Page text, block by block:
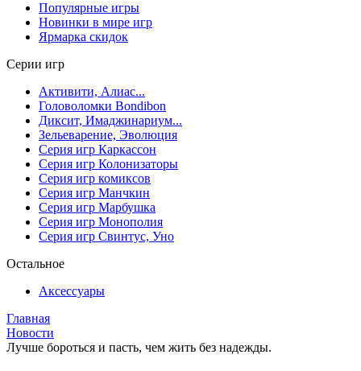
Популярные игры
Новинки в мире игр
Ярмарка скидок
Серии игр
Активити, Алиас...
Головоломки Bondibon
Диксит, Имаджинариум...
Зельеварение, Эволюция
Серия игр Каркассон
Серия игр Колонизаторы
Серия игр комиксов
Серия игр Манчкин
Серия игр Марбушка
Серия игр Монополия
Серия игр Свинтус, Уно
Остальное
Аксессуары
Главная
Новости
Лучше бороться и пасть, чем жить без надежды.